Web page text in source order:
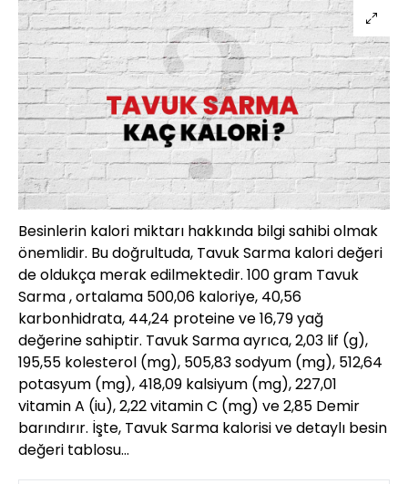
Besinlerin kalori miktarı hakkında bilgi sahibi olmak
önemlidir. Bu doğrultuda, Tavuk Sarma kalori değeri
de oldukça merak edilmektedir. 100 gram Tavuk
Sarma , ortalama 500,06 kaloriye, 40,56
karbonhidrata, 44,24 proteine ve 16,79 yağ
değerine sahiptir. Tavuk Sarma ayrıca, 2,03 lif (g),
195,55 kolesterol (mg), 505,83 sodyum (mg), 512,64
potasyum (mg), 418,09 kalsiyum (mg), 227,01
vitamin A (iu), 2,22 vitamin C (mg) ve 2,85 Demir
barındırır. İşte, Tavuk Sarma kalorisi ve detaylı besin
değeri tablosu…